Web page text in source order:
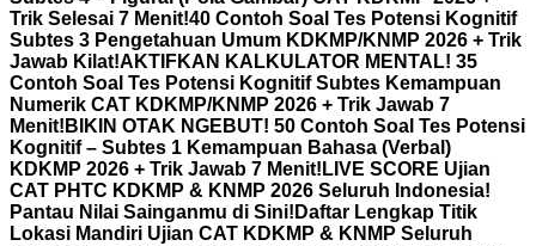
Trik Selesai 7 Menit!40 Contoh Soal Tes Potensi Kognitif
Subtes 3 Pengetahuan Umum KDKMP/KNMP 2026 + Trik
Jawab Kilat!AKTIFKAN KALKULATOR MENTAL! 35
Contoh Soal Tes Potensi Kognitif Subtes Kemampuan
Numerik CAT KDKMP/KNMP 2026 + Trik Jawab 7
Menit! BIKIN OTAK NGEBUT! 50 Contoh Soal Tes Potensi
Kognitif – Subtes 1 Kemampuan Bahasa (Verbal)
KDKMP 2026 + Trik Jawab 7 Menit! LIVE SCORE Ujian
CAT PHTC KDKMP & KNMP 2026 Seluruh Indonesia!
Pantau Nilai Sainganmu di Sini! Daftar Lengkap Titik
Lokasi Mandiri Ujian CAT KDKMP & KNMP Seluruh